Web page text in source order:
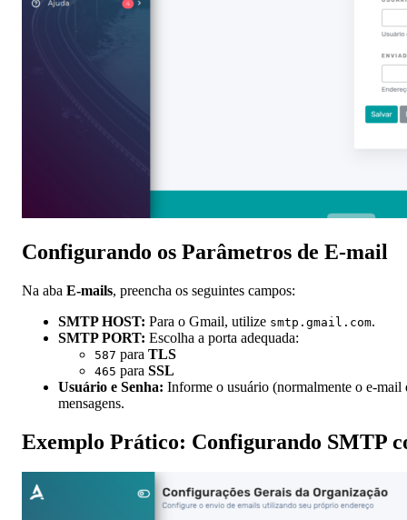
Configurando os Parâmetros de E-mail
Na aba E-mails, preencha os seguintes campos:
SMTP HOST: Para o Gmail, utilize smtp.gmail.com.
SMTP PORT: Escolha a porta adequada:
587 para TLS
465 para SSL
Usuário e Senha: Informe o usuário (normalmente o e-mail
mensagens.
Exemplo Prático: Configurando SMTP